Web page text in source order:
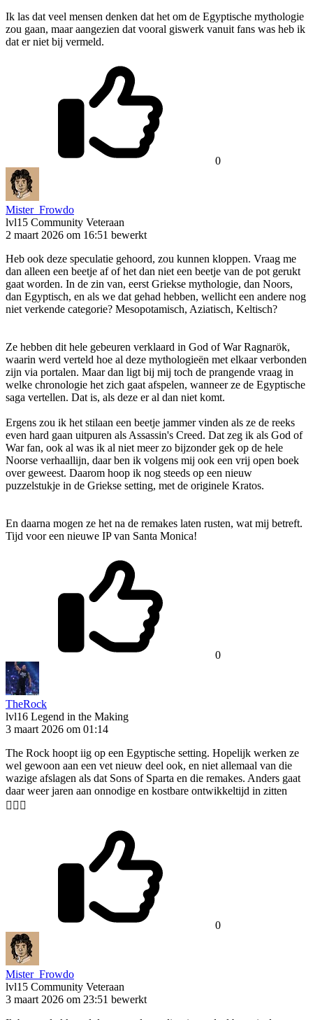
Ik las dat veel mensen denken dat het om de Egyptische mythologie
zou gaan, maar aangezien dat vooral giswerk vanuit fans was heb ik
dat er niet bij vermeld.
0
Mister_Frowdo
lvl15 Community Veteraan
2 maart 2026 om 16:51 bewerkt
Heb ook deze speculatie gehoord, zou kunnen kloppen. Vraag me
dan alleen een beetje af of het dan niet een beetje van de pot gerukt
gaat worden. In de zin van, eerst Griekse mythologie, dan Noors,
dan Egyptisch, en als we dat gehad hebben, wellicht een andere nog
niet verkende categorie? Mesopotamisch, Aziatisch, Keltisch?
Ze hebben dit hele gebeuren verklaard in God of War Ragnarök,
waarin werd verteld hoe al deze mythologieën met elkaar verbonden
zijn via portalen. Maar dan ligt bij mij toch de prangende vraag in
welke chronologie het zich gaat afspelen, wanneer ze de Egyptische
saga vertellen. Dat is, als deze er al dan niet komt.
Ergens zou ik het stilaan een beetje jammer vinden als ze de reeks
even hard gaan uitpuren als Assassin's Creed. Dat zeg ik als God of
War fan, ook al was ik al niet meer zo bijzonder gek op de hele
Noorse verhaallijn, daar ben ik volgens mij ook een vrij open boek
over geweest. Daarom hoop ik nog steeds op een nieuw
puzzelstukje in de Griekse setting, met de originele Kratos.
En daarna mogen ze het na de remakes laten rusten, wat mij betreft.
Tijd voor een nieuwe IP van Santa Monica!
0
TheRock
lvl16 Legend in the Making
3 maart 2026 om 01:14
The Rock hoopt iig op een Egyptische setting. Hopelijk werken ze
wel gewoon aan een vet nieuw deel ook, en niet allemaal van die
wazige afslagen als dat Sons of Sparta en die remakes. Anders gaat
daar weer jaren aan onnodige en kostbare ontwikkeltijd in zitten
🤷🏼‍♂️
0
Mister_Frowdo
lvl15 Community Veteraan
3 maart 2026 om 23:51 bewerkt